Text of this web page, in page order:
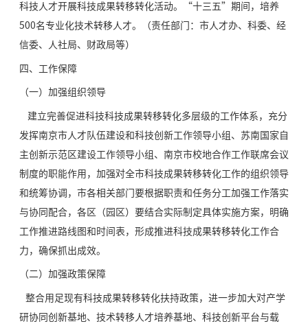
科技人才开展科技成果转移转化活动。“十三五”期间，培养
500名专业化技术转移人才。（责任部门：市人才办、科委、经
信委、人社局、财政局等）
四、工作保障
（一）加强组织领导
建立完善促进科技科技成果转移转化多层级的工作体系，充分
发挥南京市人才队伍建设和科技创新工作领导小组、苏南国家自
主创新示范区建设工作领导小组、南京市校地合作工作联席会议
制度的职能作用，加强对全市科技成果转移转化工作的组织领导
和统筹协调，市各相关部门要根据职责和任务分工加强工作落实
与协同配合，各区（园区）要结合实际制定具体实施方案，明确
工作推进路线图和时间表，形成推进科技成果转移转化工作合
力，确保抓出成效。
（二）加强政策保障
整合用足现有科技成果转移转化扶持政策，进一步加大对产学
研协同创新基地、技术转移人才培养基地、科技创新平台与载